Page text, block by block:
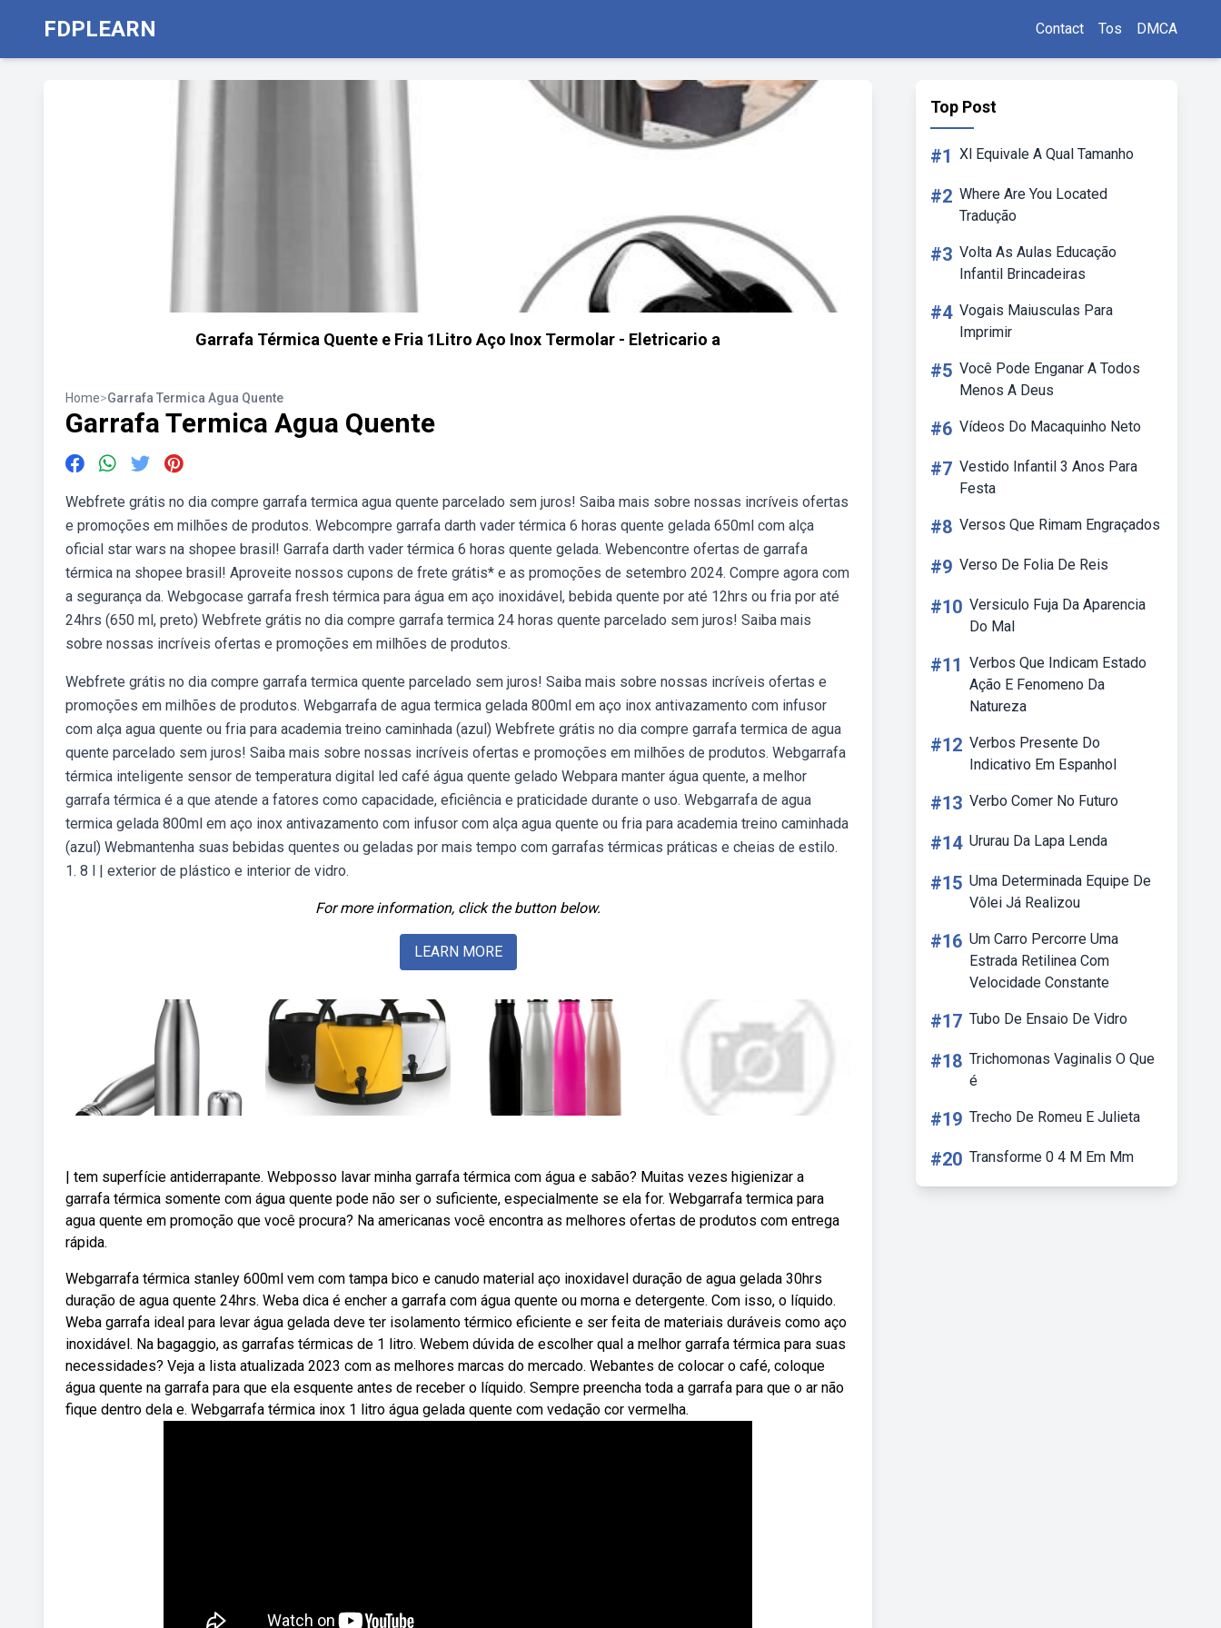
FDPLEARN Contact Tos DMCA
Garrafa Térmica Quente e Fria 1Litro Aço Inox Termolar - Eletricario a
Home>Garrafa Termica Agua Quente
Garrafa Termica Agua Quente
Webfrete grátis no dia compre garrafa termica agua quente parcelado sem juros! Saiba mais sobre nossas incríveis ofertas
e promoções em milhões de produtos. Webcompre garrafa darth vader térmica 6 horas quente gelada 650ml com alça
oficial star wars na shopee brasil! Garrafa darth vader térmica 6 horas quente gelada. Webencontre ofertas de garrafa
térmica na shopee brasil! Aproveite nossos cupons de frete grátis* e as promoções de setembro 2024. Compre agora com
a segurança da. Webgocase garrafa fresh térmica para água em aço inoxidável, bebida quente por até 12hrs ou fria por até
24hrs (650 ml, preto) Webfrete grátis no dia compre garrafa termica 24 horas quente parcelado sem juros! Saiba mais
sobre nossas incríveis ofertas e promoções em milhões de produtos.
Webfrete grátis no dia compre garrafa termica quente parcelado sem juros! Saiba mais sobre nossas incríveis ofertas e
promoções em milhões de produtos. Webgarrafa de agua termica gelada 800ml em aço inox antivazamento com infusor
com alça agua quente ou fria para academia treino caminhada (azul) Webfrete grátis no dia compre garrafa termica de agua
quente parcelado sem juros! Saiba mais sobre nossas incríveis ofertas e promoções em milhões de produtos. Webgarrafa
térmica inteligente sensor de temperatura digital led café água quente gelado Webpara manter água quente, a melhor
garrafa térmica é a que atende a fatores como capacidade, eficiência e praticidade durante o uso. Webgarrafa de agua
termica gelada 800ml em aço inox antivazamento com infusor com alça agua quente ou fria para academia treino caminhada
(azul) Webmantenha suas bebidas quentes ou geladas por mais tempo com garrafas térmicas práticas e cheias de estilo.
1. 8 l | exterior de plástico e interior de vidro.
For more information, click the button below.
LEARN MORE
| tem superfície antiderrapante. Webposso lavar minha garrafa térmica com água e sabão? Muitas vezes higienizar a
garrafa térmica somente com água quente pode não ser o suficiente, especialmente se ela for. Webgarrafa termica para
agua quente em promoção que você procura? Na americanas você encontra as melhores ofertas de produtos com entrega
rápida.
Webgarrafa térmica stanley 600ml vem com tampa bico e canudo material aço inoxidavel duração de agua gelada 30hrs
duração de agua quente 24hrs. Weba dica é encher a garrafa com água quente ou morna e detergente. Com isso, o líquido.
Weba garrafa ideal para levar água gelada deve ter isolamento térmico eficiente e ser feita de materiais duráveis como aço
inoxidável. Na bagaggio, as garrafas térmicas de 1 litro. Webem dúvida de escolher qual a melhor garrafa térmica para suas
necessidades? Veja a lista atualizada 2023 com as melhores marcas do mercado. Webantes de colocar o café, coloque
água quente na garrafa para que ela esquente antes de receber o líquido. Sempre preencha toda a garrafa para que o ar não
fique dentro dela e. Webgarrafa térmica inox 1 litro água gelada quente com vedação cor vermelha.
Top Post
#1 Xl Equivale A Qual Tamanho
#2 Where Are You Located
Tradução
#3 Volta As Aulas Educação
Infantil Brincadeiras
#4 Vogais Maiusculas Para
Imprimir
#5 Você Pode Enganar A Todos
Menos A Deus
#6 Vídeos Do Macaquinho Neto
#7 Vestido Infantil 3 Anos Para
Festa
#8 Versos Que Rimam Engraçados
#9 Verso De Folia De Reis
#10 Versiculo Fuja Da Aparencia
Do Mal
#11 Verbos Que Indicam Estado
Ação E Fenomeno Da
Natureza
#12 Verbos Presente Do
Indicativo Em Espanhol
#13 Verbo Comer No Futuro
#14 Ururau Da Lapa Lenda
#15 Uma Determinada Equipe De
Vôlei Já Realizou
#16 Um Carro Percorre Uma
Estrada Retilinea Com
Velocidade Constante
#17 Tubo De Ensaio De Vidro
#18 Trichomonas Vaginalis O Que
é
#19 Trecho De Romeu E Julieta
#20 Transforme 0 4 M Em Mm